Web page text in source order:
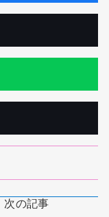
次の記事